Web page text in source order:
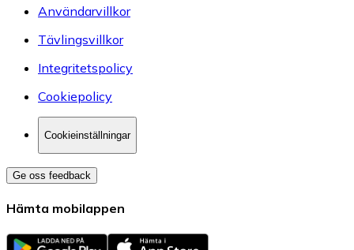
Användarvillkor
Tävlingsvillkor
Integritetspolicy
Cookiepolicy
Cookieinställningar
Ge oss feedback
Hämta mobilappen